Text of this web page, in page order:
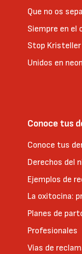
Que no os
Siempre en el
Stop Kristeller
Unidos en
Conoce tus
Conoce tus
Derechos del
Ejemplos de
La oxitocina:
Planes de
Profesionales
Vías de